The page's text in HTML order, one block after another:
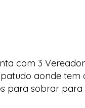
com 3
aonde tem
para sobrar